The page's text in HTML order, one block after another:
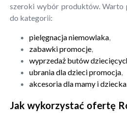
szeroki wybór produktów. Warto
do kategorii:
pielęgnacja niemowlaka,
zabawki promocje,
wyprzedaż butów
ubrania dla dzieci promocja,
akcesoria dla mamy i dziecka
Jak wykorzystać ofertę